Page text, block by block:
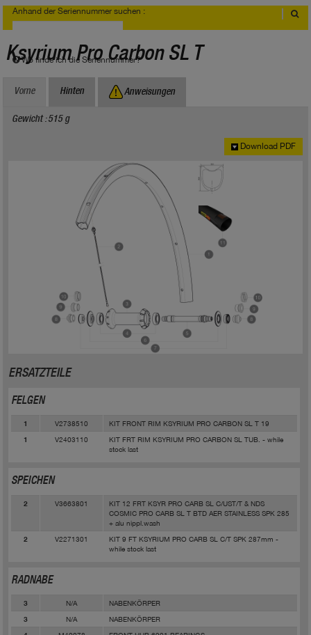
Anhand der Seriennummer suchen :
Wo finde ich die Seriennummer?
Ksyrium Pro Carbon SL T
Vorne Hinten Anweisungen
Gewicht : 515 g
Download PDF
ERSATZTEILE
FELGEN
1 V2738510 KIT FRONT RIM KSYRIUM PRO CARBON SL T 19
1 V2403110
KIT FRT RIM KSYRIUM PRO CARBON SL TUB. - while
stock last
SPEICHEN
2 V3663801
KIT 12 FRT KSYR PRO CARB SL C/UST/T & NDS
COSMIC PRO CARB SL T BTD AER STAINLESS SPK 285
+ alu nippl.wash
2 V2271301
KIT 9 FT KSYRIUM PRO CARB SL C/T SPK 287mm -
while stock last
RADNABE
3 N/A NABENKÖRPER
3 N/A NABENKÖRPER